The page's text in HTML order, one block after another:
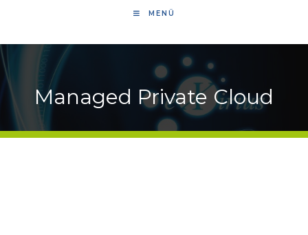
MENÜ
Managed Private Cloud